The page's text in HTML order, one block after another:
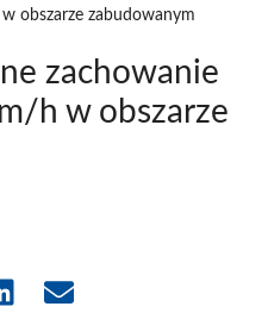
obszarze zabudowanym
zachowanie
h w obszarze
Share Share